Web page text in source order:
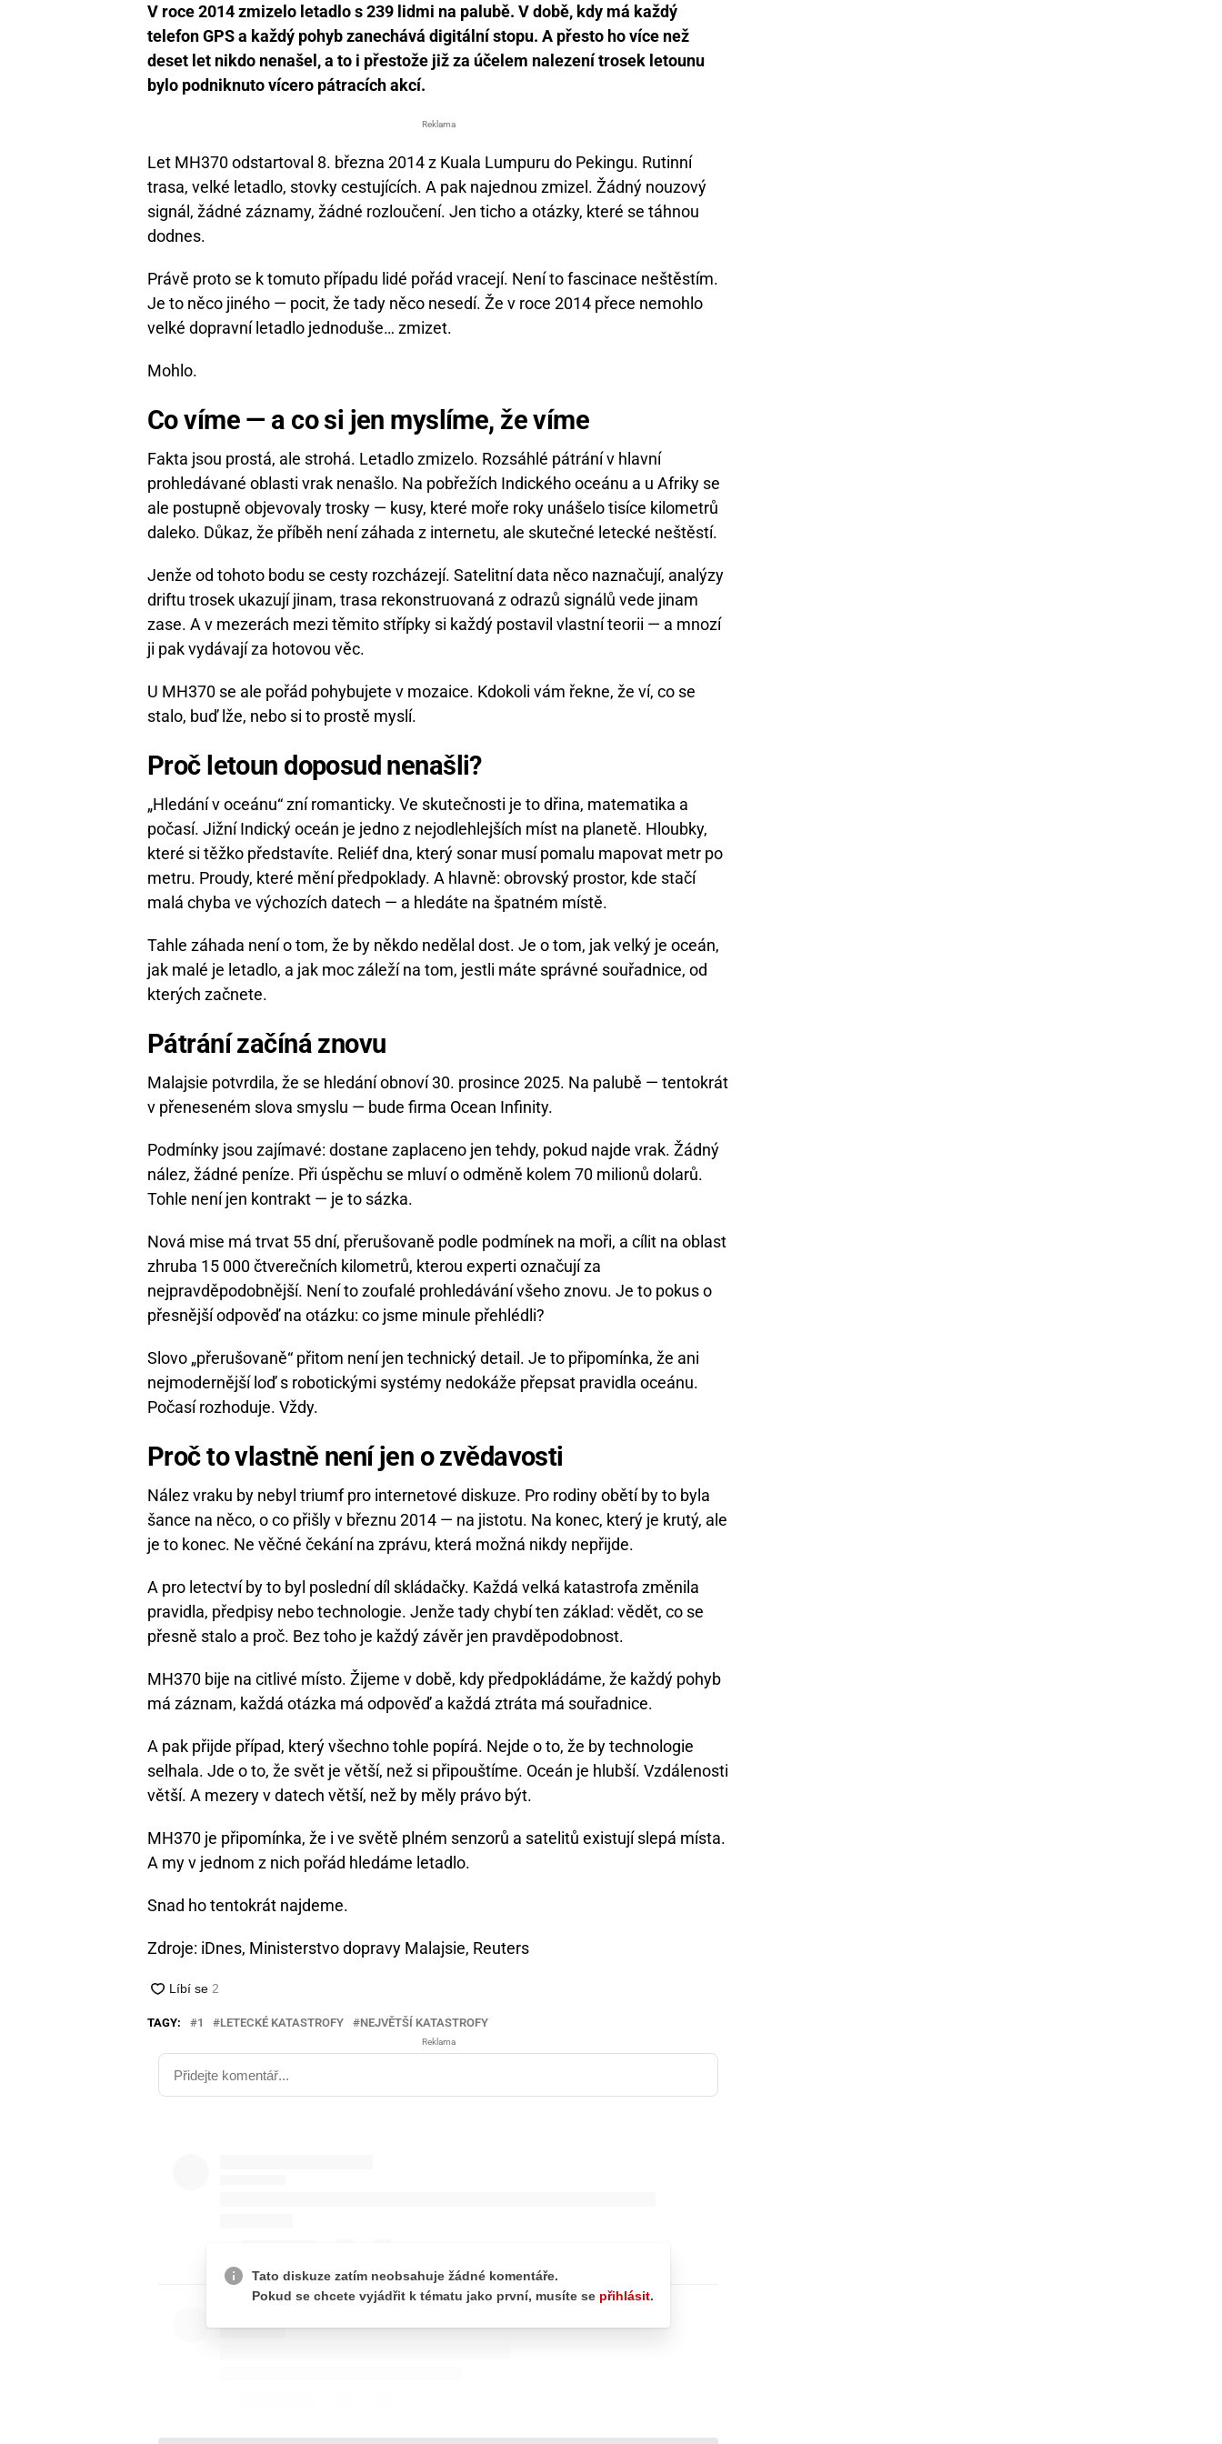
V roce 2014 zmizelo letadlo s 239 lidmi na palubě. V době, kdy má každý
telefon GPS a každý pohyb zanechává digitální stopu. A přesto ho více než
deset let nikdo nenašel, a to i přestože již za účelem nalezení trosek letounu
bylo podniknuto vícero pátracích akcí.
Reklama
Let MH370 odstartoval 8. března 2014 z Kuala Lumpuru do Pekingu. Rutinní
trasa, velké letadlo, stovky cestujících. A pak najednou zmizel. Žádný nouzový
signál, žádné záznamy, žádné rozloučení. Jen ticho a otázky, které se táhnou
dodnes.
Právě proto se k tomuto případu lidé pořád vracejí. Není to fascinace neštěstím.
Je to něco jiného — pocit, že tady něco nesedí. Že v roce 2014 přece nemohlo
velké dopravní letadlo jednoduše… zmizet.
Mohlo.
Co víme — a co si jen myslíme, že víme
Fakta jsou prostá, ale strohá. Letadlo zmizelo. Rozsáhlé pátrání v hlavní
prohledávané oblasti vrak nenašlo. Na pobřežích Indického oceánu a u Afriky se
ale postupně objevovaly trosky — kusy, které moře roky unášelo tisíce kilometrů
daleko. Důkaz, že příběh není záhada z internetu, ale skutečné letecké neštěstí.
Jenže od tohoto bodu se cesty rozcházejí. Satelitní data něco naznačují, analýzy
driftu trosek ukazují jinam, trasa rekonstruovaná z odrazů signálů vede jinam
zase. A v mezerách mezi těmito střípky si každý postavil vlastní teorii — a mnozí
ji pak vydávají za hotovou věc.
U MH370 se ale pořád pohybujete v mozaice. Kdokoli vám řekne, že ví, co se
stalo, buď lže, nebo si to prostě myslí.
Proč letoun doposud nenašli?
„Hledání v oceánu“ zní romanticky. Ve skutečnosti je to dřina, matematika a
počasí. Jižní Indický oceán je jedno z nejodlehlejších míst na planetě. Hloubky,
které si těžko představíte. Reliéf dna, který sonar musí pomalu mapovat metr po
metru. Proudy, které mění předpoklady. A hlavně: obrovský prostor, kde stačí
malá chyba ve výchozích datech — a hledáte na špatném místě.
Tahle záhada není o tom, že by někdo nedělal dost. Je o tom, jak velký je oceán,
jak malé je letadlo, a jak moc záleží na tom, jestli máte správné souřadnice, od
kterých začnete.
Pátrání začíná znovu
Malajsie potvrdila, že se hledání obnoví 30. prosince 2025. Na palubě — tentokrát
v přeneseném slova smyslu — bude firma Ocean Infinity.
Podmínky jsou zajímavé: dostane zaplaceno jen tehdy, pokud najde vrak. Žádný
nález, žádné peníze. Při úspěchu se mluví o odměně kolem 70 milionů dolarů.
Tohle není jen kontrakt — je to sázka.
Nová mise má trvat 55 dní, přerušovaně podle podmínek na moři, a cílit na oblast
zhruba 15 000 čtverečních kilometrů, kterou experti označují za
nejpravděpodobnější. Není to zoufalé prohledávání všeho znovu. Je to pokus o
přesnější odpověď na otázku: co jsme minule přehlédli?
Slovo „přerušovaně“ přitom není jen technický detail. Je to připomínka, že ani
nejmodernější loď s robotickými systémy nedokáže přepsat pravidla oceánu.
Počasí rozhoduje. Vždy.
Proč to vlastně není jen o zvědavosti
Nález vraku by nebyl triumf pro internetové diskuze. Pro rodiny obětí by to byla
šance na něco, o co přišly v březnu 2014 — na jistotu. Na konec, který je krutý, ale
je to konec. Ne věčné čekání na zprávu, která možná nikdy nepřijde.
A pro letectví by to byl poslední díl skládačky. Každá velká katastrofa změnila
pravidla, předpisy nebo technologie. Jenže tady chybí ten základ: vědět, co se
přesně stalo a proč. Bez toho je každý závěr jen pravděpodobnost.
MH370 bije na citlivé místo. Žijeme v době, kdy předpokládáme, že každý pohyb
má záznam, každá otázka má odpověď a každá ztráta má souřadnice.
A pak přijde případ, který všechno tohle popírá. Nejde o to, že by technologie
selhala. Jde o to, že svět je větší, než si připouštíme. Oceán je hlubší. Vzdálenosti
větší. A mezery v datech větší, než by měly právo být.
MH370 je připomínka, že i ve světě plném senzorů a satelitů existují slepá místa.
A my v jednom z nich pořád hledáme letadlo.
Snad ho tentokrát najdeme.
Zdroje: iDnes, Ministerstvo dopravy Malajsie, Reuters
TAGY: 1 LETECKÉ KATASTROFY NEJVĚTŠÍ KATASTROFY
Reklama